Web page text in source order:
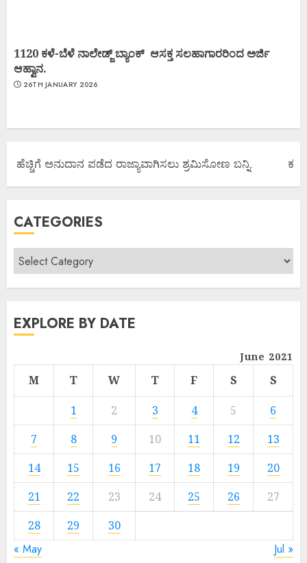
1120 ಕಳೆ-ಬೆಳೆ ನಾಲೇಡ್ಜ್ ಬ್ಯಾಂಕ್ ಆಸಕ್ತ ಸಲಹಾಗಾರರಿಂದ ಅರ್ಜಿ
ಆಹ್ವಾನ.
26TH JANUARY 2026
ಹೆಚ್ಚಿಗೆ ಅನುದಾನ ಪಡೆದ ರಾಜ್ಯಾವಾಗಿಸಲು ಶ್ರಮಿಸೋಣ ಬನ್ನಿ.
CATEGORIES
EXPLORE BY DATE
June 2021
M T W T F S
S
1
2 3 4 5
6
7
8 9 10 11 12
13
14
15 16 17 18 19
20
21
22 23 24 25 26
27
28
29 30
« May Jul »